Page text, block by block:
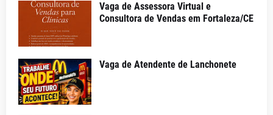
Vaga de Assessora Virtual e
Consultora de Vendas em Fortaleza/CE
Vaga de Atendente de Lanchonete